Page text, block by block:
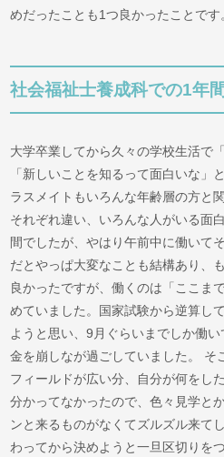
めだったことも1つ良かったことです
社会福祉士養成科での1年
大学卒業してから久々の学校生活で
「新しいことを知るって面白いな」
ラスメイトもいろんな年齢層の方と
それぞれ違い、いろんな人がいる面
間でしたが、やはり午前中に働いて
だとやっぱ大変なことも結構あり、
良かったですが、働くのは「ここま
めていました。国家試験から逆算し
ようと思い、9月ぐらいまでしか働
金を崩しなが過ごしていました。 そ
フィールドが広い分、自分が何をし
分かってなかったので、色々見学と
ンと来るものがなくてズルズル来て
わってから決めようと一旦区切りを